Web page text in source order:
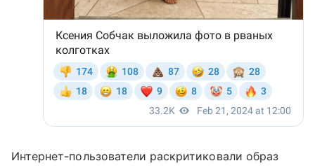
Интернет-пользователи раскритиковали образ